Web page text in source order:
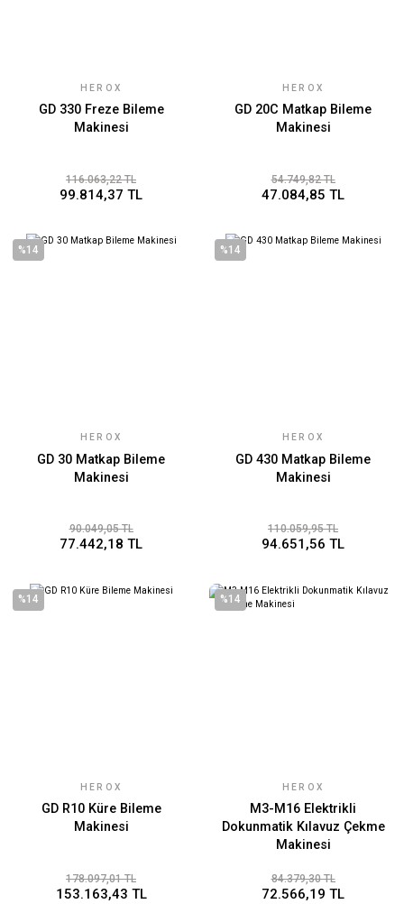
HEROX
GD 330 Freze Bileme
Makinesi
116.063,22 TL
99.814,37 TL
HEROX
GD 20C Matkap Bileme
Makinesi
54.749,82 TL
47.084,85 TL
%14
HEROX
GD 30 Matkap Bileme
Makinesi
90.049,05 TL
77.442,18 TL
%14
HEROX
GD 430 Matkap Bileme
Makinesi
110.059,95 TL
94.651,56 TL
%14
HEROX
GD R10 Küre Bileme
Makinesi
178.097,01 TL
153.163,43 TL
%14
HEROX
M3-M16 Elektrikli
Dokunmatik Kılavuz Çekme
Makinesi
84.379,30 TL
72.566,19 TL